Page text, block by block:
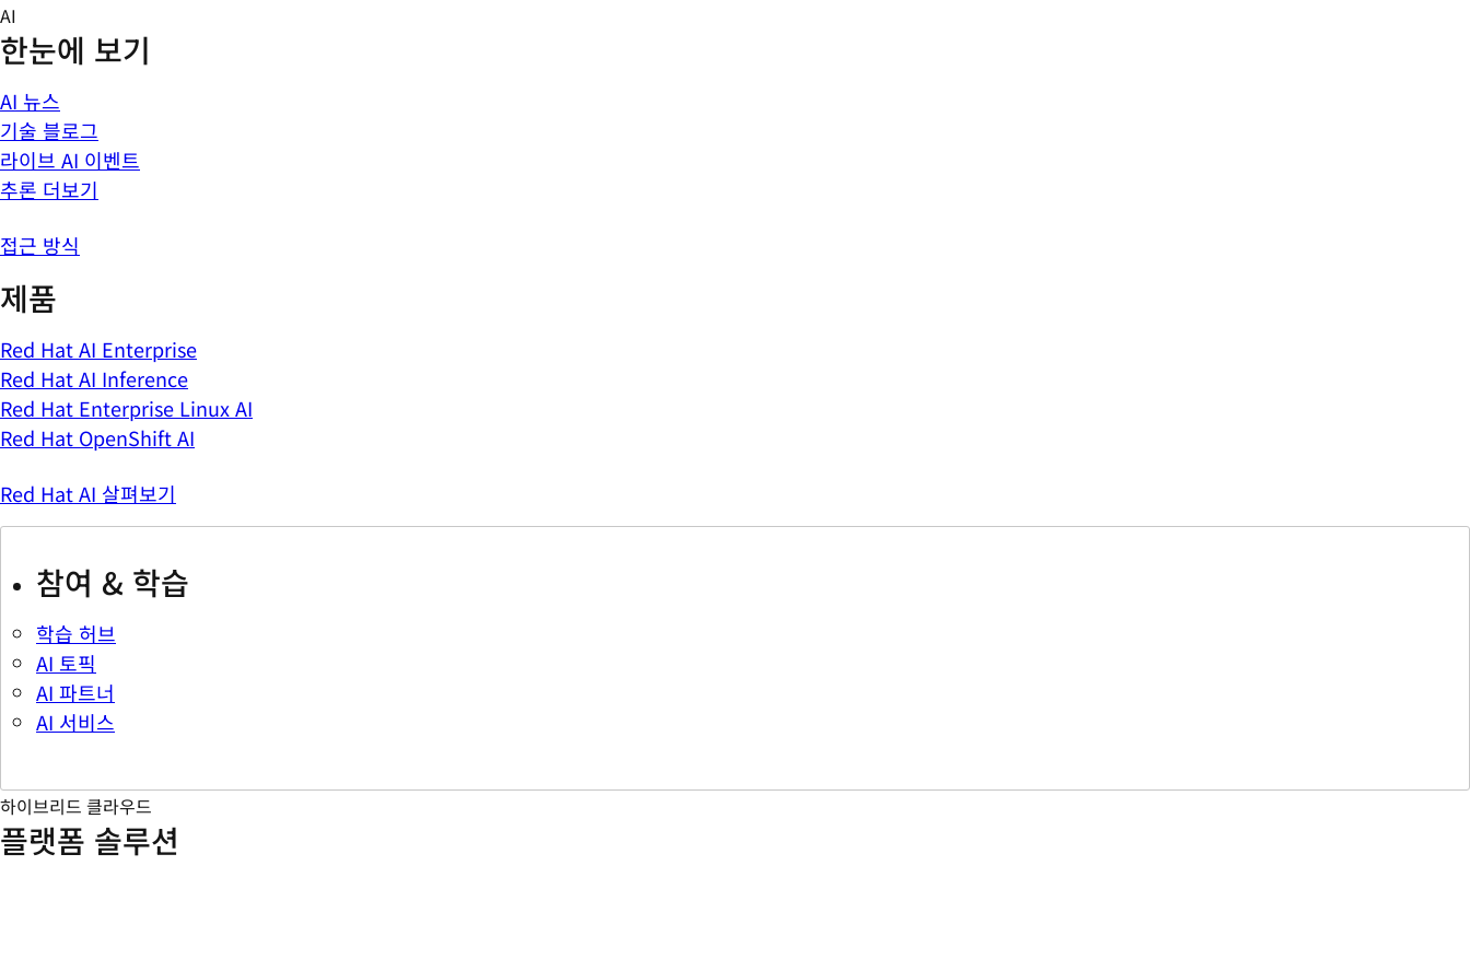
Skip
to
content
AI
한눈에 보기
AI 뉴스
기술 블로그
라이브 AI 이벤트
추론 더보기
접근 방식
제품
Red Hat AI Enterprise
Red Hat AI Inference
Red Hat Enterprise Linux AI
Red Hat OpenShift AI
Red Hat AI 살펴보기
참여 & 학습
학습 허브
AI 토픽
AI 파트너
AI 서비스
하이브리드 클라우드
플랫폼 솔루션